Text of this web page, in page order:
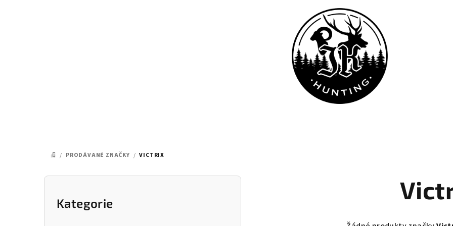
DOMŮ
/ PRODÁVANÉ ZNAČKY / VICTRIX
P
Přeskočit
kategorie
Kategorie